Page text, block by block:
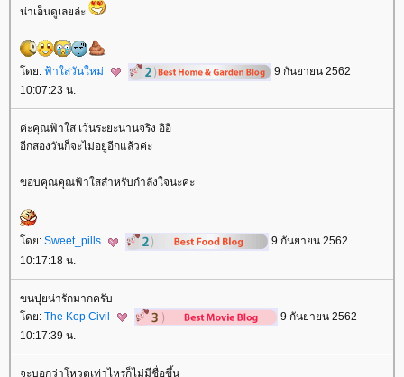
น่าเอ็นดูเลยล่ะ
ดย: ฟ้าใสวันใหม่
9 กันยายน 2562
10:07:23 น.
ค่ะคุณฟ้าใส เว้นระยะนานจริง อิอิ
อีกสองวันก็จะไม่อยู่อีกแล้วค่ะ
ขอบคุณคุณฟ้าใสสำหรับกำลังใจนะคะ
ดย: Sweet_pills
9 กันยายน 2562
10:17:18 น.
ขนปุยน่ารักมากครับ
ดย: The Kop Civil
9 กันยายน 2562
10:17:39 น.
จะบอกว่าโหวตเท่าไหร่ก็ไม่มีชื่อขึ้น